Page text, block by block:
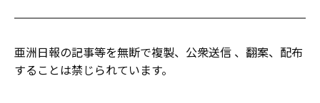
亜洲日報の記事等を無断で複製、公衆送信 、翻案、配布
することは禁じられています。